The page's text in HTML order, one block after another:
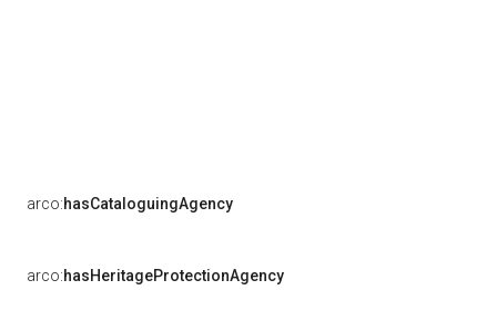
arco:hasCataloguingAgency
arco:hasHeritageProtectionAgency